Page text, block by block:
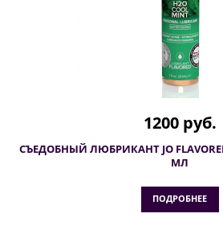
1200 руб.
СЪЕДОБНЫЙ ЛЮБРИКАНТ JO
МЛ
ПОДРОБНЕЕ